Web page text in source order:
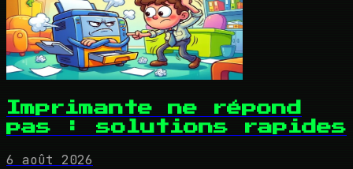
Imprimante ne répond
pas : solutions rapides
6 août 2026